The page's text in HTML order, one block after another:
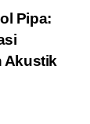
Pipa:
Akustik